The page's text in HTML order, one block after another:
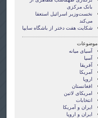
بانک مرکزی
نخست‌وزیر اسرائیل استعفا
می‌کند
شکایت هفت دختر از باشگاه سایپا
موضوعات
آسيای ميانه
آسیا
آفریقا
آمریکا
اروپا
افغانستان
امریکای لاتین
انتخابات
ايران و آمريکا
ايران و اروپا